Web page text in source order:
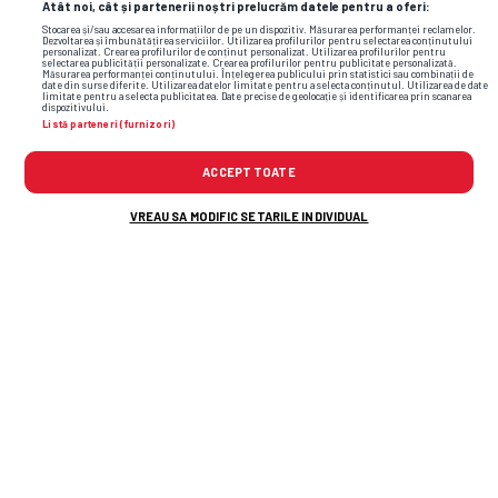
Atât noi, cât și partenerii noștri prelucrăm datele pentru a oferi:
Stocarea și/sau accesarea informațiilor de pe un dispozitiv. Măsurarea performanței reclamelor.
Dezvoltarea și îmbunătățirea serviciilor. Utilizarea profilurilor pentru selectarea conținutului
personalizat. Crearea profilurilor de conținut personalizat. Utilizarea profilurilor pentru
selectarea publicității personalizate. Crearea profilurilor pentru publicitate personalizată.
Măsurarea performanței conținutului. Înțelegerea publicului prin statistici sau combinații de
date din surse diferite. Utilizarea datelor limitate pentru a selecta conținutul. Utilizarea de date
limitate pentru a selecta publicitatea. Date precise de geolocație și identificarea prin scanarea
dispozitivului.
Listă parteneri (furnizori)
ACCEPT TOATE
VREAU SA MODIFIC SETARILE INDIVIDUAL